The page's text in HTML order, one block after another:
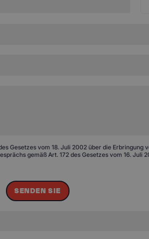
vom 18. Juli 2002 über die Erbringung
gemäß Art. 172 des Gesetzes vom 16. Juli
SENDEN SIE